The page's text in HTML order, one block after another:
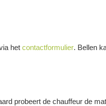
het contactformulier. Bellen
probeert de chauffeur de